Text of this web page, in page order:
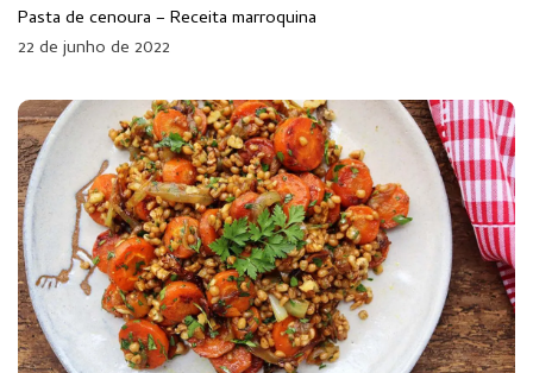
Pasta de cenoura – Receita marroquina
22 de junho de 2022